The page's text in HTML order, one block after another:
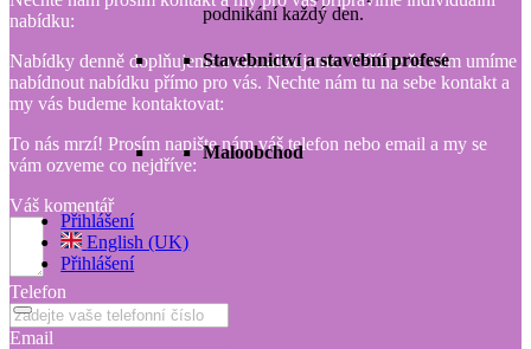
podnikání každý den.
Stavebnictví a stavební profese
Maloobchod
Přihlášení
English (UK)
Přihlášení
nabídku:
Nabídky denně doplňujeme a aktualizujeme. Věříme že vám umíme
nabídnout nabídku přímo pro vás. Nechte nám tu na sebe kontakt a
my vás budeme kontaktovat:
To nás mrzí! Prosím napište nám váš telefon nebo email a my se
vám ozveme co nejdříve:
Váš komentář
Telefon
Email